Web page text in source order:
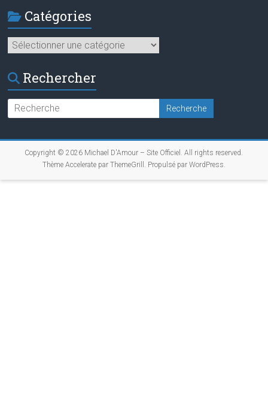
Catégories
Catégories
Rechercher
Copyright © 2026 Michael D'Amour – Site Officiel
. All rights reserved.
Thème Acceleratepar ThemeGrill. Propulsé par WordPress